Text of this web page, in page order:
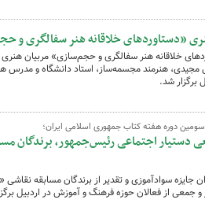
«دستاوردهای خلاقانه هنر سفالگری و
خلاقانه هنر سفالگری و حجم‌سازی» مربیان
مجیدی، هنرمند مجسمه‌ساز، استاد دانشگاه و
برگزار شد.
دوره هفته کتاب جمهوری اسلامی ایران؛
دستیار اجتماعی رئیس‌جمهور، برندگان
جایزه سوادآموزی و تقدیر از برندگان مسابقه
جمعی از فعالان حوزه فرهنگ و آموزش در اردبیل